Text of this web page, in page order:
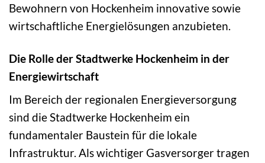
Bewohnern von Hockenheim innovative sowie
wirtschaftliche Energielösungen anzubieten.
Die Rolle der Stadtwerke Hockenheim in der
Energiewirtschaft
Im Bereich der regionalen Energieversorgung
sind die Stadtwerke Hockenheim ein
fundamentaler Baustein für die lokale
Infrastruktur. Als wichtiger Gasversorger tragen